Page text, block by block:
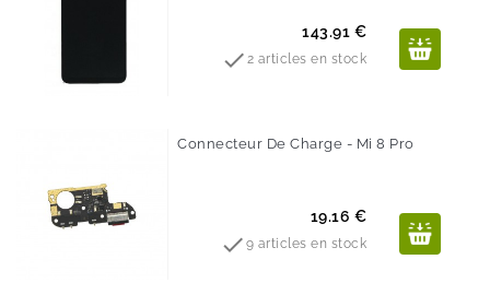
Prix
143.91 €
 2 articles en stock
Connecteur De Charge - Mi 8 Pro
Prix
19.16 €
 9 articles en stock